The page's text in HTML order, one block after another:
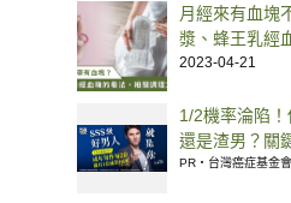
月經來有血塊
漿、蜂王乳經
中西醫師這樣說
2023-04-21
1/2機率淪陷
還是渣男？關
PR・台灣癌症基金會